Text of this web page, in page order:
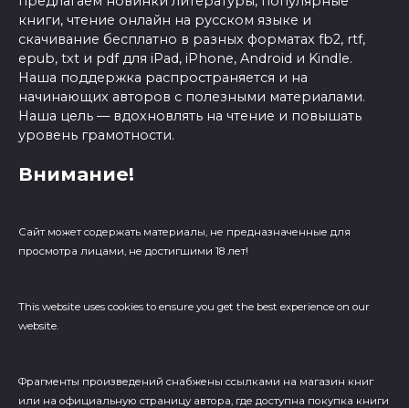
книги, чтение онлайн на русском языке и
скачивание бесплатно в разных форматах fb2, rtf,
epub, txt и pdf для iPad, iPhone, Android и Kindle.
Наша поддержка распространяется и на
начинающих авторов с полезными материалами.
Наша цель — вдохновлять на чтение и повышать
уровень грамотности.
Внимание!
Сайт может содержать материалы, не предназначенные для
просмотра лицами, не достигшими 18 лет!
This website uses cookies to ensure you get the best experience on our
website.
Фрагменты произведений cнабжены ссылками на магазин книг
или на официальную страницу автора, где доступна покупка книги